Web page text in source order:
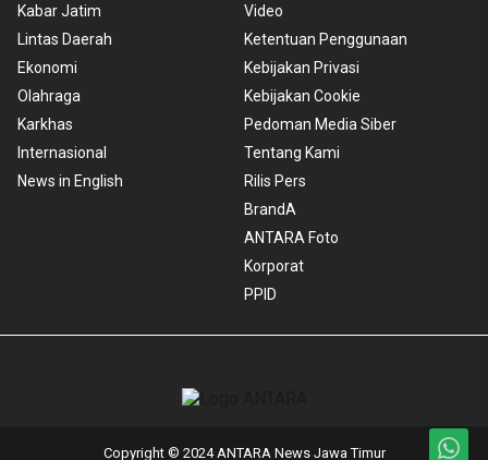
Kabar Jatim
Lintas Daerah
Ekonomi
Olahraga
Karkhas
Internasional
News in English
Video
Ketentuan Penggunaan
Kebijakan Privasi
Kebijakan Cookie
Pedoman Media Siber
Tentang Kami
Rilis Pers
BrandA
ANTARA Foto
Korporat
PPID
Copyright © 2024 ANTARA News Jawa Timur